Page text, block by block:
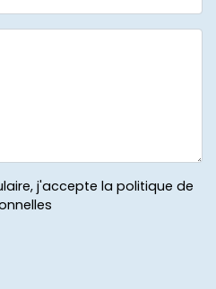
j'accepte la politique de